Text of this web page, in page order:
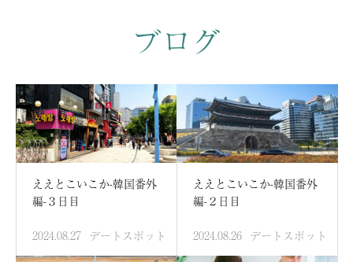
ブログ
ええとこいこか-韓国番外
編-３日目
2024.08.27 デートスポット
ええとこいこか-韓国番外
編-２日目
2024.08.26 デートスポット